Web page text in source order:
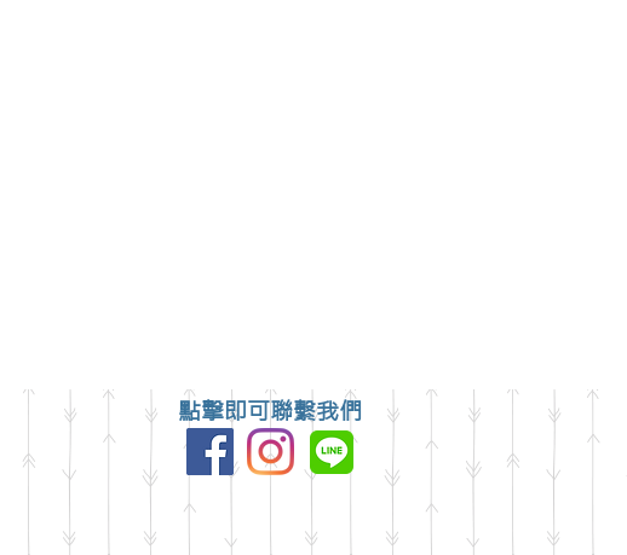
點擊即可聯繫我們